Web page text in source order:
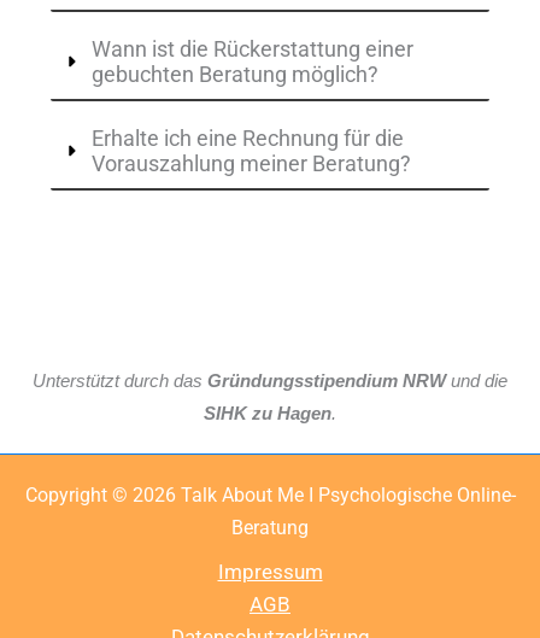
Wann ist die Rückerstattung einer
gebuchten Beratung möglich?
Erhalte ich eine Rechnung für die
Vorauszahlung meiner Beratung?
Unterstützt durch das Gründungsstipendium NRWund die
SIHK zu Hagen.
Copyright © 2026 Talk About Me I Psychologische Online-
Beratung
Impressum
AGB